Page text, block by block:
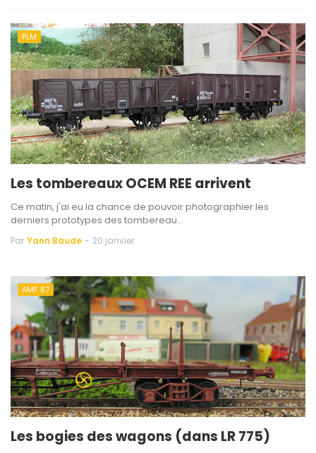
PLM
Les tombereaux OCEM REE arrivent
Ce matin, j'ai eu la chance de pouvoir photographier les
derniers prototypes des tombereau…
Par Yann Baude - 20 janvier
AMF 87
Les bogies des wagons (dans LR 775)